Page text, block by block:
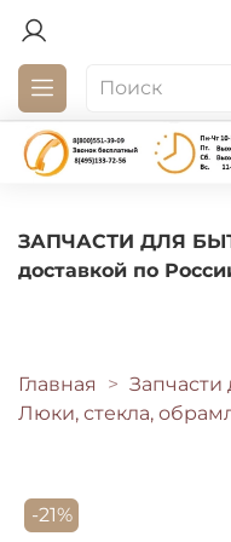
ЗАПЧАСТИ ДЛЯ
доставкой
Главная
Люки, стекла,
-21%